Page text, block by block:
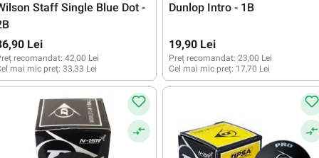
Staff Single Blue Dot -
Lei
recomandat: 42,00 Lei
mai mic preț: 33,33 Lei
Dunlop Intro - 1B
19,90 Lei
Preț recomandat: 23,00 Lei
Cel mai mic preț: 17,70 Lei